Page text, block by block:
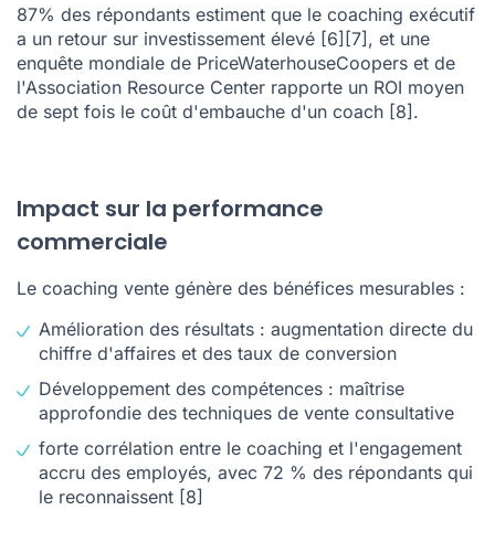
87% des répondants estiment que le coaching exécutif
a un retour sur investissement élevé [6] [7] , et une
enquête mondiale de PriceWaterhouseCoopers et de
l'Association Resource Center rapporte un ROI moyen
de sept fois le coût d'embauche d'un coach [8] .
Impact sur la performance
commerciale
Le coaching vente génère des bénéfices mesurables :
Amélioration des résultats : augmentation directe du
chiffre d'affaires et des taux de conversion
Développement des compétences : maîtrise
approfondie des techniques de vente consultative
forte corrélation entre le coaching et l'engagement
accru des employés, avec 72 % des répondants qui
le reconnaissent [8]